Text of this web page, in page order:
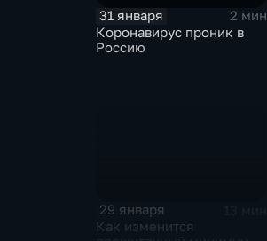
31 января
2 мин
Коронавирус проник в
Россию
29 января
Как изменится